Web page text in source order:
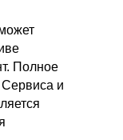
Полное
и